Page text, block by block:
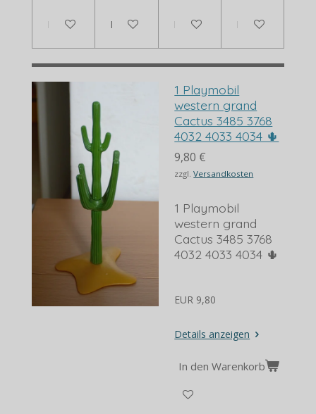
In den WarenkorbIn den WarenkorbBei Verfügbarkeit
Bei
1 Playmobil
western grand
Cactus 3485 3768
4032 4033 4034 🌵
9,80 €
zzgl.Versandkosten
1 Playmobil
western grand
Cactus 3485 3768
4032 4033 4034 🌵
EUR 9,80
Details anzeigen
In den Warenkorb